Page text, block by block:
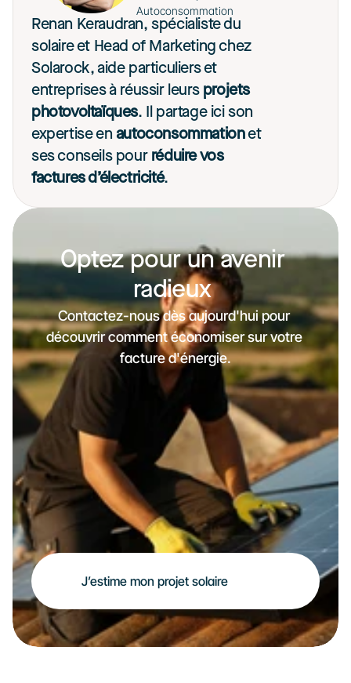
Autoconsommation
Renan Keraudran, spécialiste du
solaire et Head of Marketing chez
Solarock, aide particuliers et
entreprises à réussir leurs projets
photovoltaïques. Il partage ici son
expertise en autoconsommation et
ses conseils pour réduire vos
factures d’électricité.
Optez pour un avenir
radieux
Contactez-nous dès aujourd'hui pour
découvrir comment économiser sur votre
facture d'énergie.
J’estime mon projet solaire